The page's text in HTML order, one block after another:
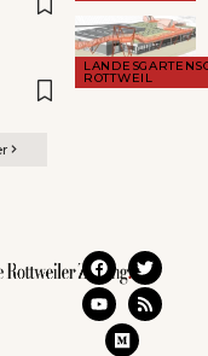
ROTTWEIL